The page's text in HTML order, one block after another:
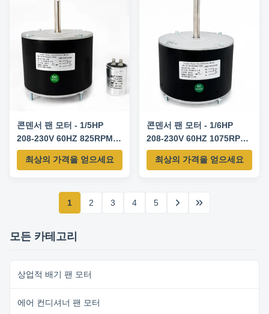
콘덴서 팬 모터 - 1/5HP
208-230V 60HZ 825RPM-
Packard 45210 교체 모터
최상의 가격을 얻으세요
콘덴서 팬 모터 - 1/6HP
208-230V 60HZ 1075RPM-
K55HXAHV-4088 교체 모터
최상의 가격을 얻으세요
1 2 3 4 5
모든 카테고리
상업적 배기 팬 모터
에어 컨디셔너 팬 모터